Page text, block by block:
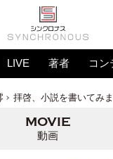
LIVE 著者 コン
拝啓、小説を書いてみ
動画